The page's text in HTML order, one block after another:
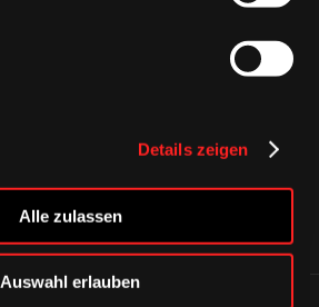
Details zeigen
Alle zulassen
Auswahl erlauben